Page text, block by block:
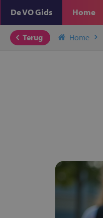
De VO Gids Home
Terug Home